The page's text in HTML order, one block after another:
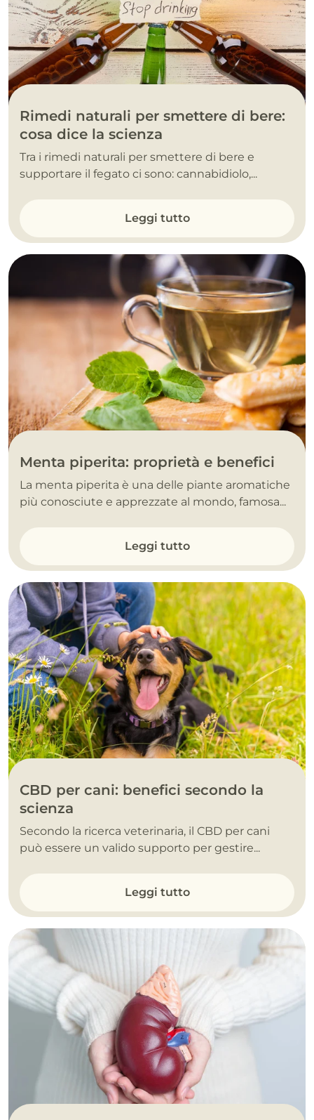
Rimedi naturali per smettere di bere:
cosa dice la scienza
Tra i rimedi naturali per smettere di bere e
supportare il fegato ci sono: cannabidiolo,...
Leggi tutto
Menta piperita: proprietà e benefici
La menta piperita è una delle piante aromatiche
più conosciute e apprezzate al mondo, famosa...
Leggi tutto
CBD per cani: benefici secondo la
scienza
Secondo la ricerca veterinaria, il CBD per cani
può essere un valido supporto per gestire...
Leggi tutto